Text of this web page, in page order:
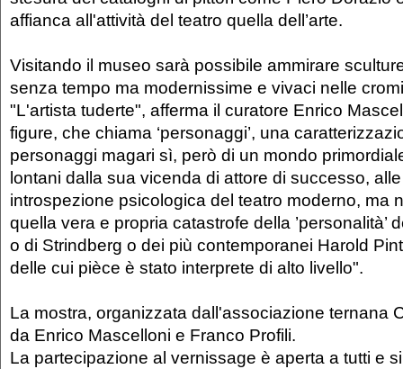
affianca all'attività del teatro quella dell’arte.
Visitando il museo sarà possibile ammirare
senza tempo ma modernissime e vivaci nelle
"L'artista tuderte", afferma il curatore Enrico
figure, che chiama ‘personaggi’, una
personaggi magari sì, però di un mondo
lontani dalla sua vicenda di attore di successo,
introspezione psicologica del teatro moderno, ma
quella vera e propria catastrofe della ’personalità’
o di Strindberg o dei più contemporanei Harold
delle cui pièce è stato interprete di alto livello".
La mostra, organizzata dall'associazione ternana
da Enrico Mascelloni e Franco Profili.
La partecipazione al vernissage è aperta a tutti e